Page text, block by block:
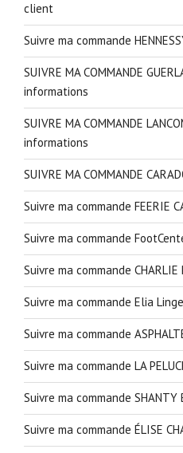
client
Suivre ma commande
SUIVRE MA COMMANDE
informations
SUIVRE MA COMMANDE
informations
SUIVRE MA COMMANDE
Suivre ma commande FEERIE
Suivre ma commande
Suivre ma commande CHARLIE
Suivre ma commande Elia
Suivre ma commande
Suivre ma commande LA
Suivre ma commande SHANTY
Suivre ma commande ÉLISE